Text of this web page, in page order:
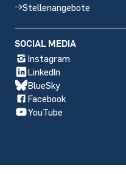
Stellenangebote
SOCIAL MEDIA
Instagram
LinkedIn
BlueSky
Facebook
YouTube